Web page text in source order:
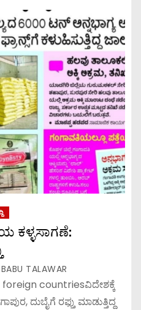
ಕಳ್ಳಸಾಗಣೆ:
TALAWAR
countriesವಿದೇಶಕ್ಕೆ
ದುಬೈಗೆ ರಫ್ತು ಮಾಡುತ್ತಿದ್ದ